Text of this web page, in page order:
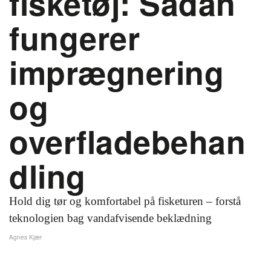
fungerer
imprægnering
og
overfladebehan
dling
Hold dig tør og komfortabel på fisketuren – forstå
teknologien bag vandafvisende beklædning
Agnes Kjær